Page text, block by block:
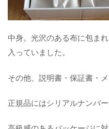
中身。光沢のある布に包ま
入っていました。
その他、説明書・保証書・
正規品にはシリアルナンバー